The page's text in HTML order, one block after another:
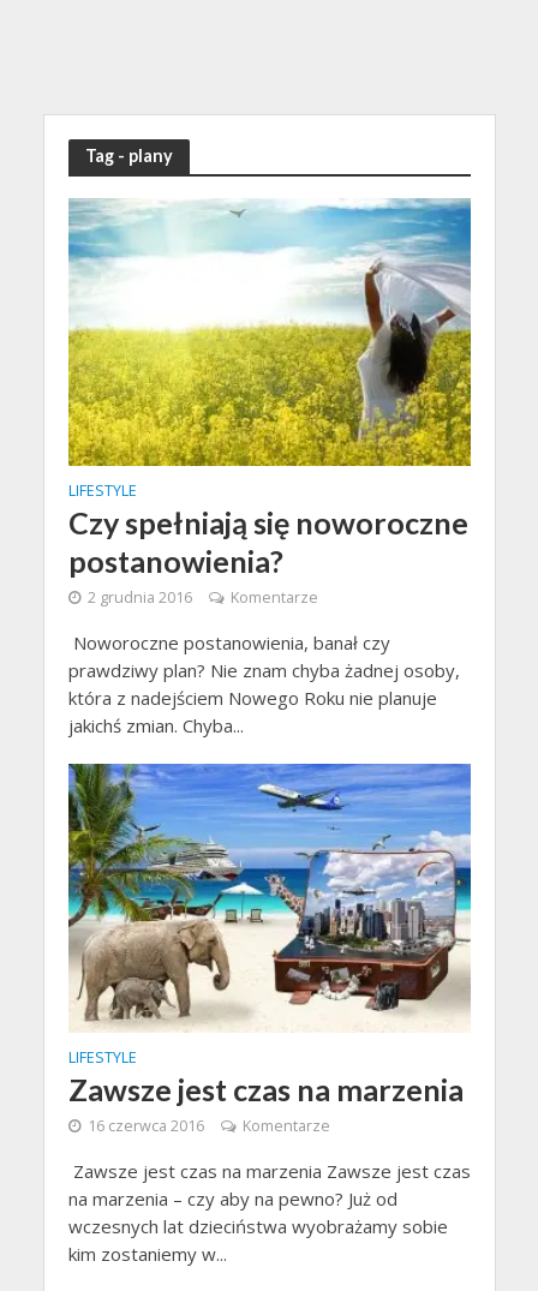
Tag - plany
LIFESTYLE
Czy spełniają się noworoczne
postanowienia?
2 grudnia 2016 Komentarze
Noworoczne postanowienia, banał czy
prawdziwy plan? Nie znam chyba żadnej osoby,
która z nadejściem Nowego Roku nie planuje
jakichś zmian. Chyba...
LIFESTYLE
Zawsze jest czas na marzenia
16 czerwca 2016 Komentarze
Zawsze jest czas na marzenia Zawsze jest czas
na marzenia – czy aby na pewno? Już od
wczesnych lat dzieciństwa wyobrażamy sobie
kim zostaniemy w...